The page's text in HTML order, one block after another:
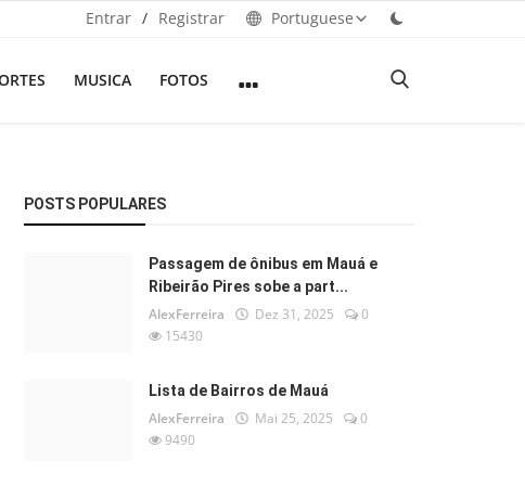
Entrar / Registrar Portuguese
MUSICA FOTOS
POSTS POPULARES
Passagem de ônibus em Mauá e
Ribeirão Pires sobe a part...
AlexFerreira Dez 31, 2025
0
15430
Lista de Bairros de Mauá
AlexFerreira Mai 25, 2025
0
9490